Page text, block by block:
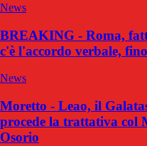
News
BREAKING - Roma,
c'è l'accordo verbale,
News
Moretto - Leao, il
procede la trattativa col
Osorio